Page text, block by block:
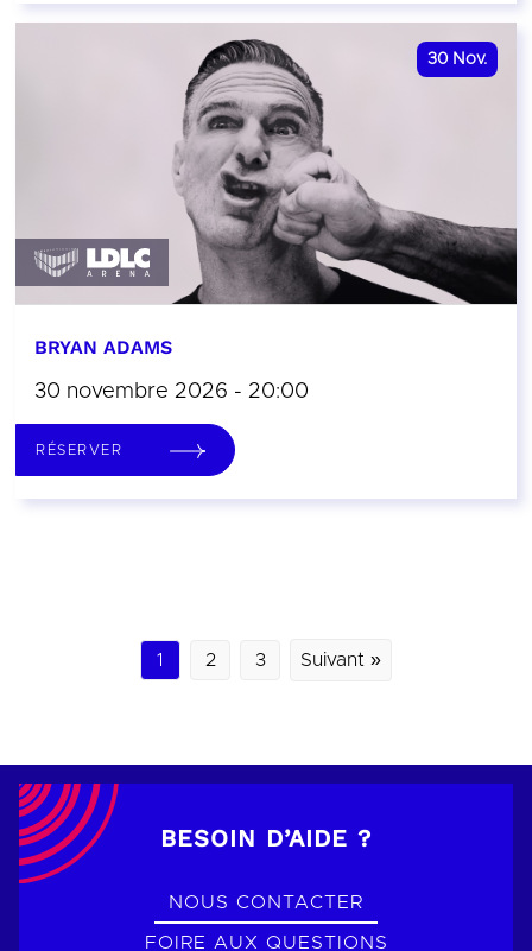
30 Nov.
BRYAN ADAMS
30 novembre 2026 - 20:00
RÉSERVER
1 2 3 Suivant »
BESOIN D’AIDE ?
NOUS CONTACTER
FOIRE AUX QUESTIONS